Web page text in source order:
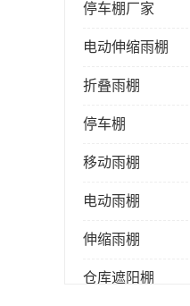
停车棚厂家
电动伸缩雨棚
折叠雨棚
停车棚
移动雨棚
电动雨棚
伸缩雨棚
仓库遮阳棚